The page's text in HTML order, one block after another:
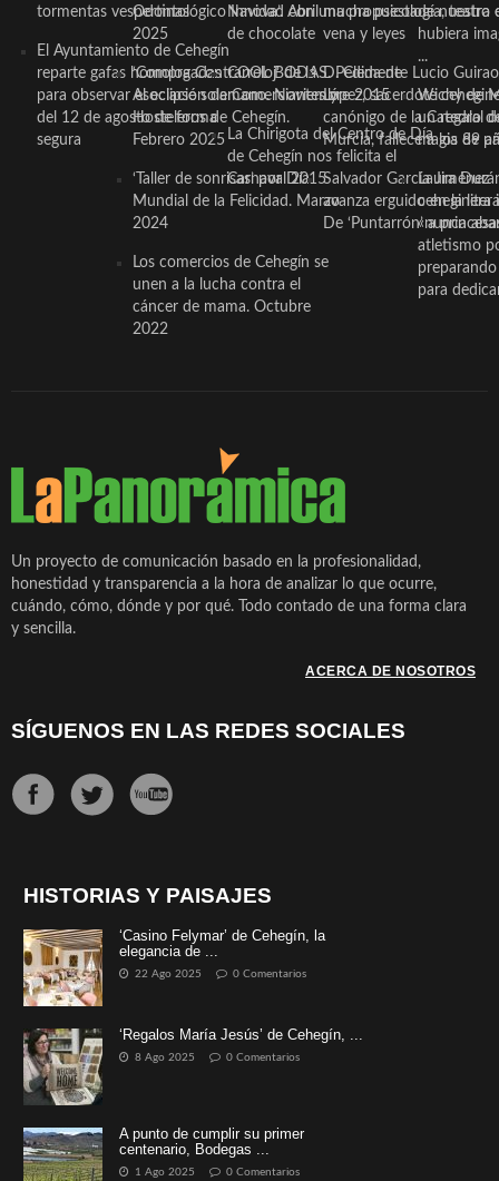
tormentas vespertinas
El Ayuntamiento de Cehegín
reparte gafas homologadas
para observar el eclipse solar
del 12 de agosto de forma
segura
Odontológico Innova’. Abril
2025
‘Compra Contrarreloj’ de la
Asociación de Comerciantes y
Hosteleros de Cehegín.
Febrero 2025
‘Taller de sonrisas’ por Día
Mundial de la Felicidad. Marzo
2024
Los comercios de Cehegín se
unen a la lucha contra el
cáncer de mama. Octubre
2022
Navidad con una propuesta
de chocolate
COOL BODAS. Pedida de
mano. Noviembre 2015
La Chirigota del Centro de Día
de Cehegín nos felicita el
Carnaval 2015
mucha psicología, teatro
vena y leyes
D. Clemente Lucio Guirao
López, sacerdote
canónigo de la Catedral
Murcia, fallece a los 89
Salvador García Jiménez
avanza erguido en la
De ‘Puntarrón’ a
de nuestra
hubiera
...
Wichy de
un regalo
magia de
Laura
ceheginera
«nunca
atletismo
para
Un proyecto de comunicación basado en la profesionalidad,
honestidad y transparencia a la hora de analizar lo que ocurre,
cuándo, cómo, dónde y por qué. Todo contado de una forma clara
y sencilla.
ACERCA DE NOSOTROS
SÍGUENOS EN LAS REDES SOCIALES
HISTORIAS Y PAISAJES
‘Casino Felymar’ de Cehegín, la
elegancia de ...
22 Ago 2025 0 Comentarios
‘Regalos María Jesús’ de Cehegín, ...
8 Ago 2025 0 Comentarios
A punto de cumplir su primer
centenario, Bodegas ...
1 Ago 2025 0 Comentarios